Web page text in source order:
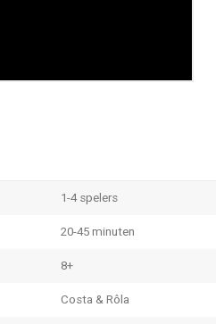
1-4 spelers
20-45 minuten
8+
Costa & Rôla